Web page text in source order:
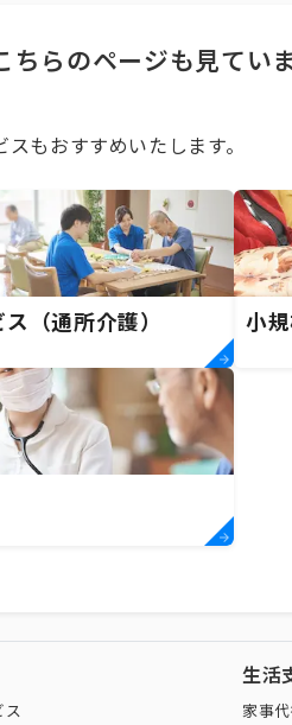
ちらのページも見てい
もおすすめいたします。
（通所介護） 小
ス
生活
家事